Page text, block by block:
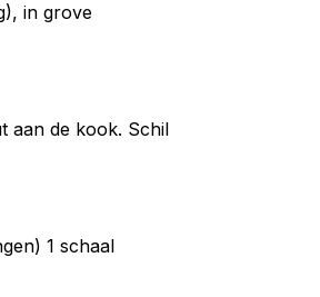
in grove
aan de kook. Schil
1 schaal